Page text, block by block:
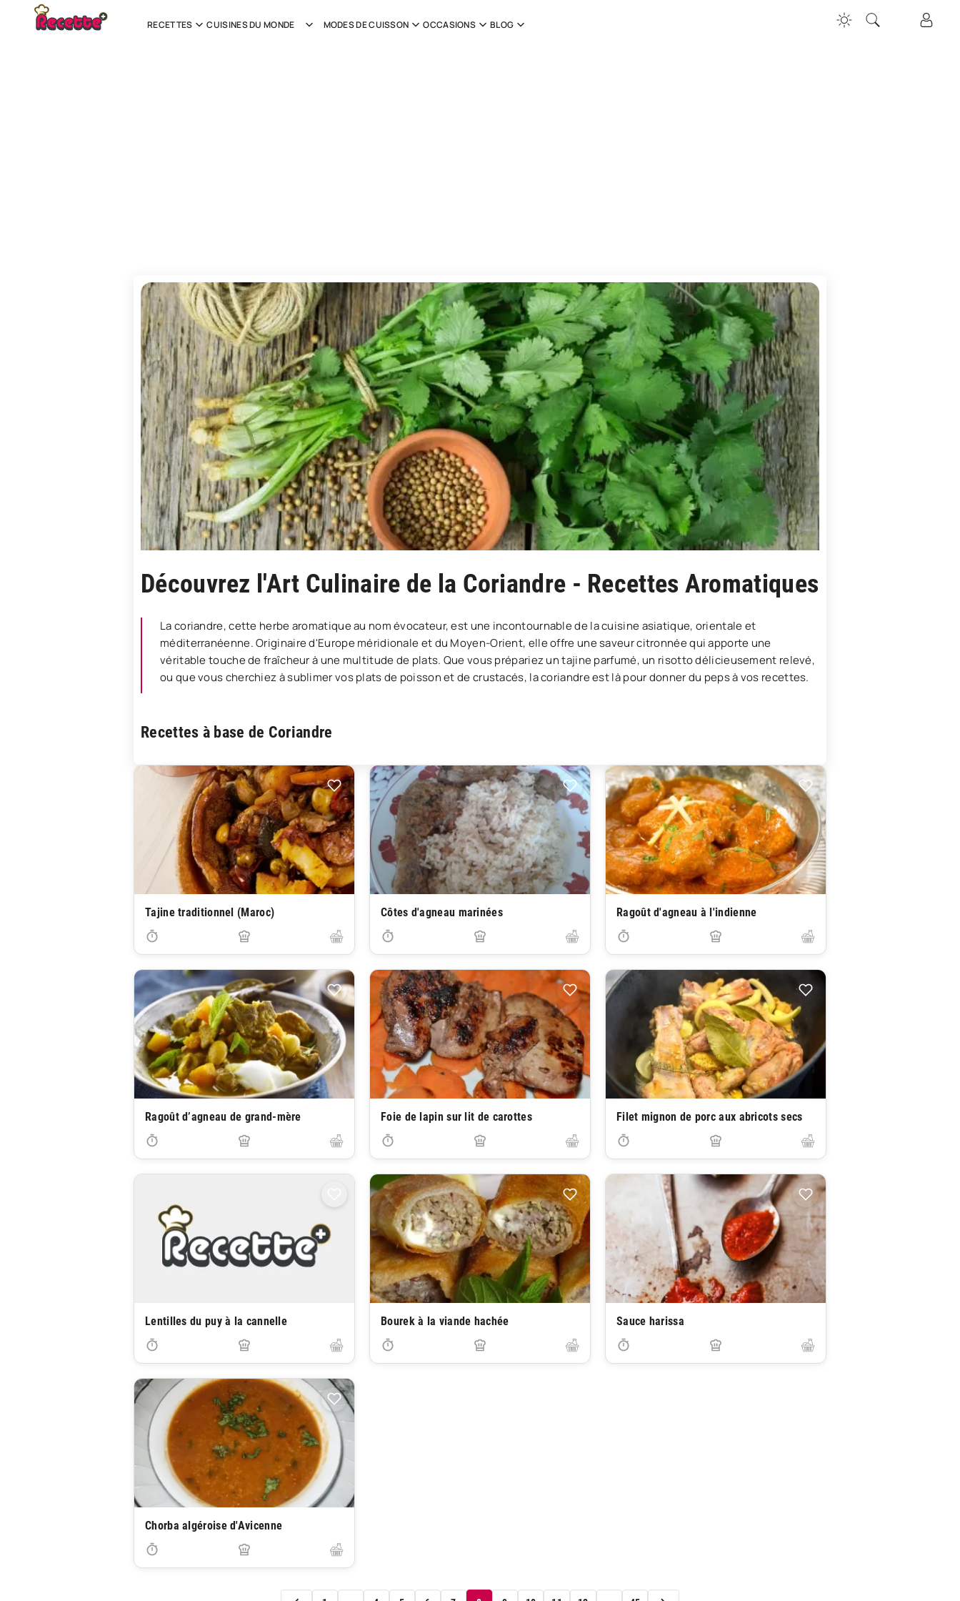
RECETTES CUISINES DU MONDE MODES DE CUISSON OCCASIONS BLOG
Découvrez l'Art Culinaire de la Coriandre - Recettes Aromatiques
La coriandre, cette herbe aromatique au nom évocateur, est une incontournable de la cuisine asiatique, orientale et
méditerranéenne. Originaire d'Europe méridionale et du Moyen-Orient, elle offre une saveur citronnée qui apporte une
véritable touche de fraîcheur à une multitude de plats. Que vous prépariez un tajine parfumé, un risotto délicieusement relevé,
ou que vous cherchiez à sublimer vos plats de poisson et de crustacés, la coriandre est là pour donner du peps à vos recettes.
Recettes à base de Coriandre
Tajine traditionnel (Maroc) Côtes d'agneau marinées Ragoût d'agneau à l'indienne
Ragoût d’agneau de grand-mère Foie de lapin sur lit de carottes Filet mignon de porc aux abricots secs
Lentilles du puy à la cannelle Bourek à la viande hachée Sauce harissa
Chorba algéroise d'Avicenne